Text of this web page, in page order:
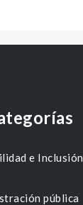
e Inclusión
pública